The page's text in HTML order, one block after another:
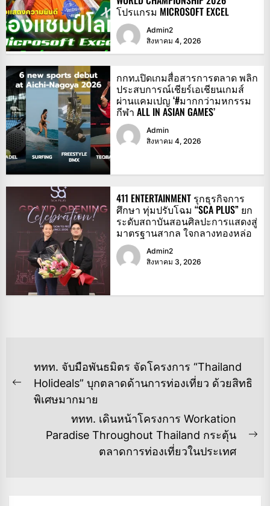
โปรแกรม MICROSOFT EXCEL
Admin2
สิงหาคม 4, 2026
กกท.เปิดเกมสื่อสารการตลาด พลิก
ประสบการณ์เชียร์เอเชียนเกมส์
ผ่านแคมเปญ ‘#มากกว่ามหกรรม
กีฬา ALL IN ASIAN GAMES’
Admin
สิงหาคม 4, 2026
411 ENTERTAINMENT รุกธุรกิจการ
ศึกษา ทุ่มปรับโฉม “SCA PLUS” ยก
ระดับสถาบันสอนศิลปะการแสดงสู่
มาตรฐานสากล ใจกลางทองหล่อ
Admin2
สิงหาคม 3, 2026
แนะแนว
เรื่อง
Previous
post:
ททท. จับมือพันธมิตร จัดโครงการ “Thailand
Holideals” บุกตลาดด้านการท่องเที่ยว ด้วยสิทธิ
พิเศษมากมาย
ททท. เดินหน้าโครงการ Workation
Paradise Throughout Thailand กระตุ้น
ตลาดการท่องเที่ยวในประเทศ